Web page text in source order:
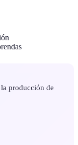
producción de